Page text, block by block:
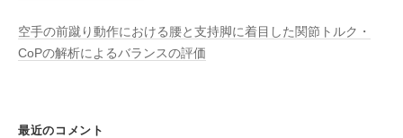
空手の前蹴り動作における腰と支持脚に着目した関節トルク・
CoPの解析によるバランスの評価
最近のコメント